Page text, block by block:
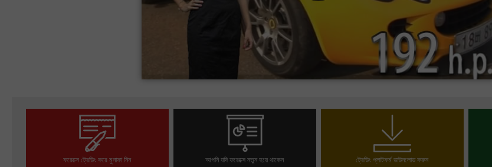
ফরেক্সে ট্রেডিং করে মুনাফা নিন আপনি যদি ফরেক্সে নতুন হয়ে থাকেন ট্রেডিং প্লাটফর্ম ডাউনলোড করুন